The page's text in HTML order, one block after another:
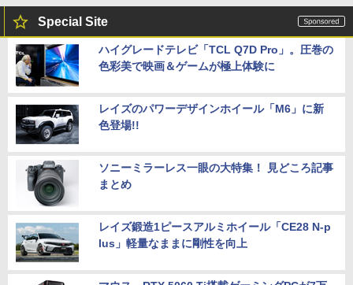
Special Site
ハイグレードテレビ「TCL Q7D Pro」。圧巻の
色彩美で映画＆ゲームが極上体験に
レイズのパワーデザインホイール「M6」に新
色登場!!
ソニーミラーレス一眼の大特集！ 見どころ記事
まとめ
レイズ鍛造1ピースアルミホイール「CE28 N-p
lus」軽量なままに剛性を向上